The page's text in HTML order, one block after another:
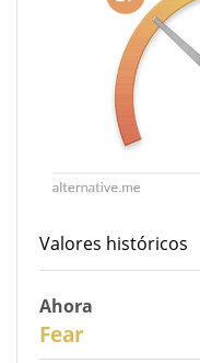
Valores históricos
Ahora
Fear